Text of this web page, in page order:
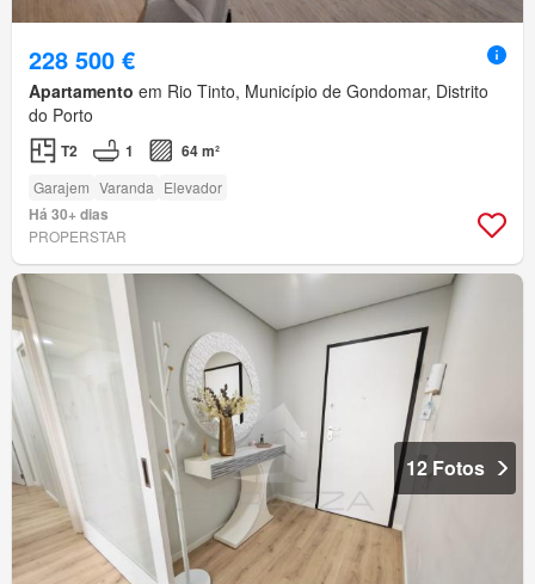
228 500 €
Apartamento em Rio Tinto, Município de Gondomar, Distrito
do Porto
T2 1 64 m²
Garajem Varanda Elevador
Há 30+ dias
PROPERSTAR
12 Fotos